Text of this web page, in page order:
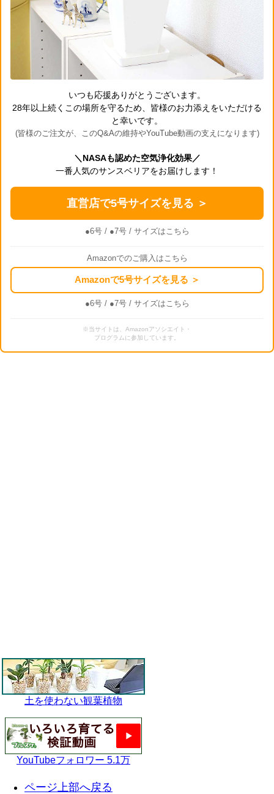
いつも応援ありがとうございます。
28年以上続くこの場所を守るため、皆様のお力添えをいただける
と幸いです。
(皆様のご注文が、このQ&Aの維持やYouTube動画の支えになります)
＼NASAも認めた空気浄化効果／
一番人気のサンスベリアをお届けします！
直営店で5号サイズを見る ＞
●6号/ ●7号/ サイズはこちら
Amazonでのご購入はこちら
Amazonで5号サイズを見る ＞
●6号/ ●7号/ サイズはこちら
※当サイトは、Amazonアソシエイト・
プログラムに参加しています。
土を使わない観葉植物
YouTubeフォロワー 5.1万
ページ上部へ戻る